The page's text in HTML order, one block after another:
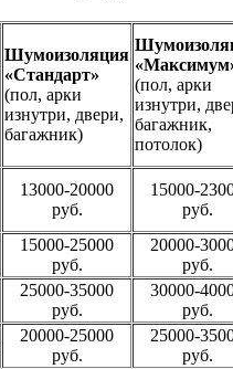
Шумоизоляция
«Стандарт»
(пол, арки
изнутри, двери,
багажник)
(пол, арки
изнутри,
багажник,
потолок)
13000-20000
руб.
15000-
руб.
15000-25000
руб.
20000-
руб.
25000-35000
руб.
30000-
руб.
20000-25000
руб.
25000-
руб.